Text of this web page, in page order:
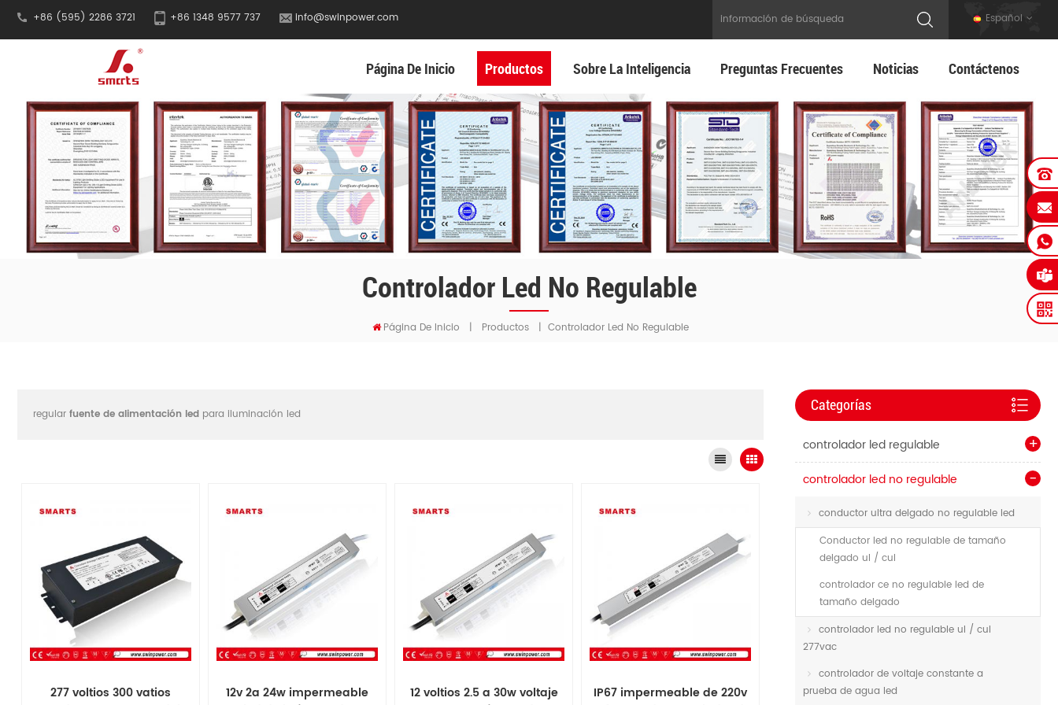
+86 (595) 2286 3721 +86 1348 9577 737 info@swinpower.com Español
Página De Inicio Productos Sobre La Inteligencia Preguntas Frecuentes Noticias Contáctenos
Controlador Led No Regulable
Página De Inicio | Productos | Controlador Led No Regulable
Categorías
controlador led regulable
controlador led no regulable
conductor ultra delgado no regulable led
Conductor led no regulable de tamaño
delgado ul / cul
controlador ce no regulable led de
tamaño delgado
controlador led no regulable ul / cul
277vac
controlador de voltaje constante a
prueba de agua led
regular fuente de alimentación led para iluminación led
277 voltios 300 vatios
12v 2a 24w impermeable
12 voltios 2.5 a 30w voltaje
IP67 impermeable de 220v